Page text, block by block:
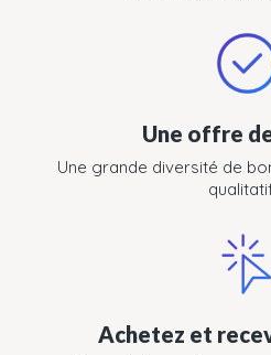
Une offre
Une grande diversité de
Achetez et